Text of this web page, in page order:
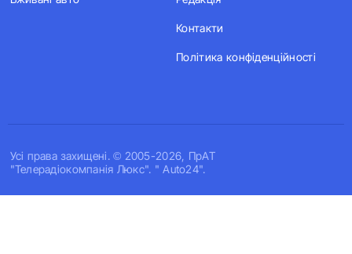
Усi права захищенi. © 2005-2026, ПрАТ
"Телерадіокомпанія Люкс". " Auto24".
Контакти
Політика конфіденційності